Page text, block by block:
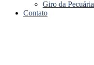
Giro da Pecuária
Contato